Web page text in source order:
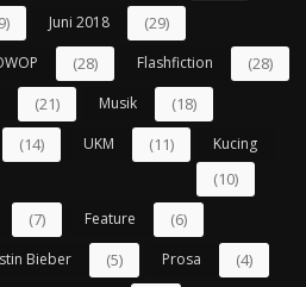
Juni 2018 (29)
(28) Flashfiction (28)
(21) Musik (18)
(14) UKM (11) Kucing
(10)
(7) Feature (6)
Bieber (5) Prosa (4)